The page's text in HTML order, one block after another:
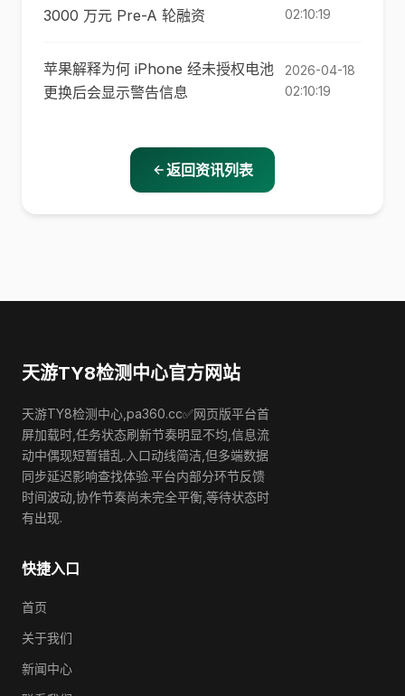
3000 万元 Pre-A 轮融资
02:10:19
苹果解释为何 iPhone 经未授权电池
更换后会显示警告信息
2026-04-18
02:10:19
返回资讯列表
天游TY8检测中心官方网站
天游TY8检测中心,pa360.cc✅网页版平台首
屏加载时,任务状态刷新节奏明显不均,信息流
动中偶现短暂错乱.入口动线简洁,但多端数据
同步延迟影响查找体验.平台内部分环节反馈
时间波动,协作节奏尚未完全平衡,等待状态时
有出现.
快捷入口
首页
关于我们
新闻中心